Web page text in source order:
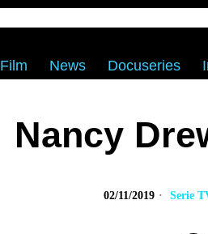
Film News Docuseries
Nancy
02/11/2019 Serie